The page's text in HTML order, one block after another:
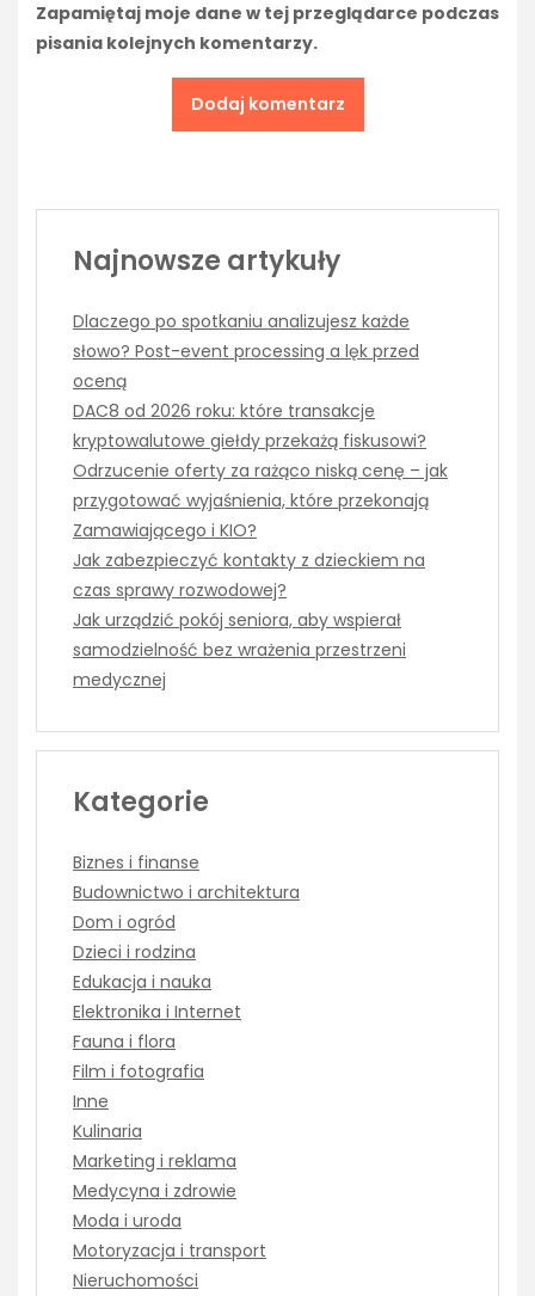
Zapamiętaj moje dane w tej przeglądarce podczas
pisania kolejnych komentarzy.
Najnowsze artykuły
Dlaczego po spotkaniu analizujesz każde
słowo? Post-event processing a lęk przed
oceną
DAC8 od 2026 roku: które transakcje
kryptowalutowe giełdy przekażą fiskusowi?
Odrzucenie oferty za rażąco niską cenę – jak
przygotować wyjaśnienia, które przekonają
Zamawiającego i KIO?
Jak zabezpieczyć kontakty z dzieckiem na
czas sprawy rozwodowej?
Jak urządzić pokój seniora, aby wspierał
samodzielność bez wrażenia przestrzeni
medycznej
Kategorie
Biznes i finanse
Budownictwo i architektura
Dom i ogród
Dzieci i rodzina
Edukacja i nauka
Elektronika i Internet
Fauna i flora
Film i fotografia
Inne
Kulinaria
Marketing i reklama
Medycyna i zdrowie
Moda i uroda
Motoryzacja i transport
Nieruchomości